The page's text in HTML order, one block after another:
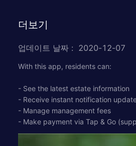
더보기
업데이트 날짜 : 2020-12-07
With this app, residents can:
- See the latest estate information
- Receive instant notification
- Manage management fees
- Make payment via Tap & Go